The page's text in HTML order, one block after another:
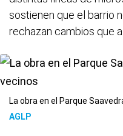
sostienen que el barrio
rechazan cambios que
La obra en el Parque
AGLP